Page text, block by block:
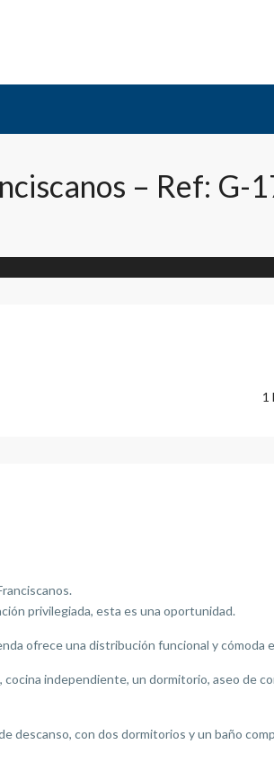
– Ref: G-
1
privilegiada, esta es una oportunidad.
ofrece una distribución funcional y cómoda
cocina independiente, un dormitorio, aseo de
descanso, con dos dormitorios y un baño